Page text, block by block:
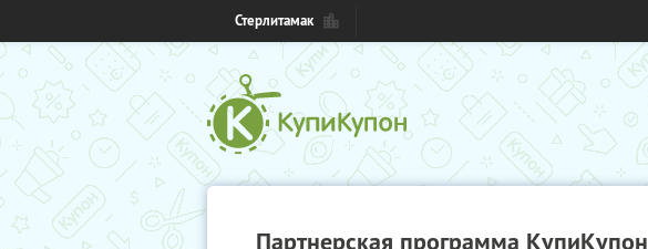
Стерлитамак
Партнерская программа КупиКупон